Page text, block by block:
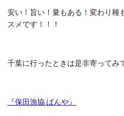
安い！旨い！量もある！変わり種
スメです！！！
千葉に行ったときは是非寄ってみ
『保田漁協 ばんや』